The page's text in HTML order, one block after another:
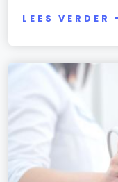
LEES VERDER